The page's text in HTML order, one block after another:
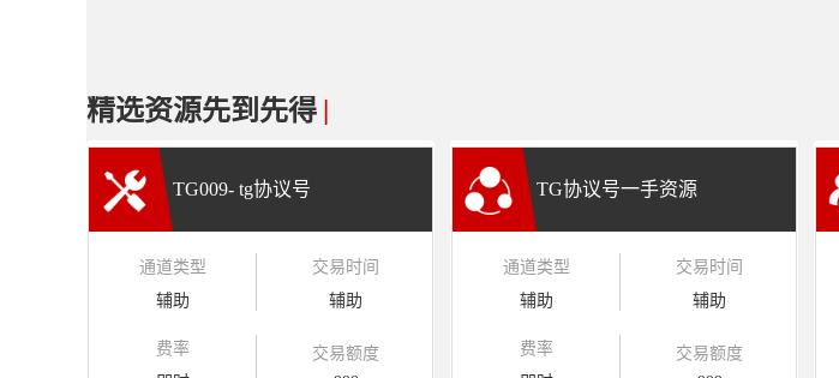
精选资源先到先得 |
TG009- tg协议号
通道类型
辅助
交易时间
辅助
费率
交易额度
TG协议号一手资源
通道类型
辅助
交易时间
辅助
费率
交易额度